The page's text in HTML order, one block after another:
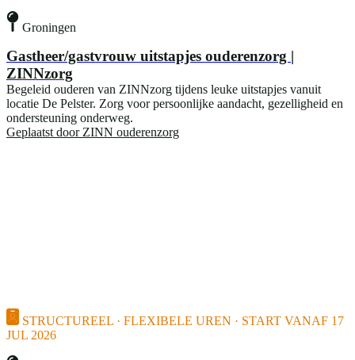
Groningen
Gastheer/gastvrouw uitstapjes ouderenzorg |
ZINNzorg
Begeleid ouderen van ZINNzorg tijdens leuke uitstapjes vanuit
locatie De Pelster. Zorg voor persoonlijke aandacht, gezelligheid en
ondersteuning onderweg.
Geplaatst door ZINN ouderenzorg
STRUCTUREEL · FLEXIBELE UREN · START VANAF 17
JUL 2026